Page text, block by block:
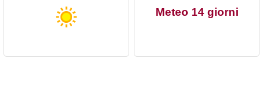
Meteo 14 giorni